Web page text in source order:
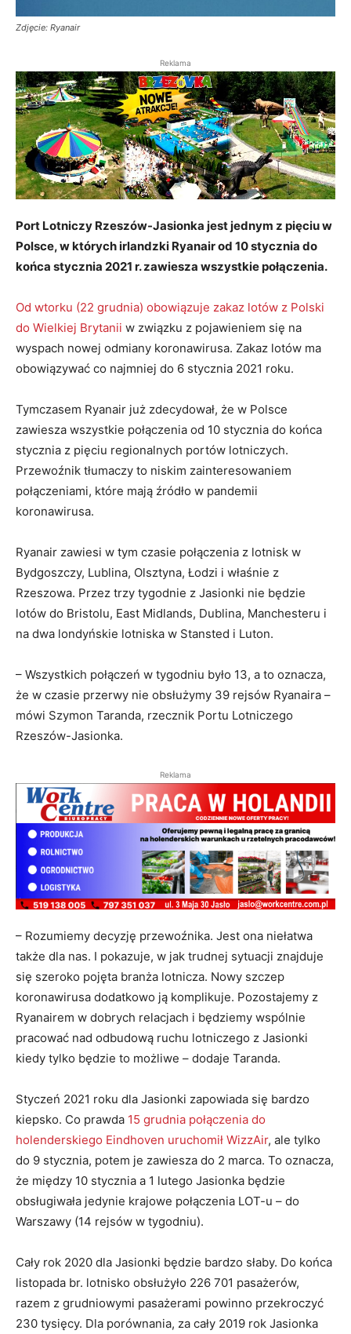
Zdjęcie: Ryanair
Reklama
Port Lotniczy Rzeszów-Jasionka jest jednym z pięciu w
Polsce, w których irlandzki Ryanair od 10 stycznia do
końca stycznia 2021 r. zawiesza wszystkie połączenia.
Od wtorku (22 grudnia) obowiązuje zakaz lotów z Polski
do Wielkiej Brytanii w związku z pojawieniem się na
wyspach nowej odmiany koronawirusa. Zakaz lotów ma
obowiązywać co najmniej do 6 stycznia 2021 roku.
Tymczasem Ryanair już zdecydował, że w Polsce
zawiesza wszystkie połączenia od 10 stycznia do końca
stycznia z pięciu regionalnych portów lotniczych.
Przewoźnik tłumaczy to niskim zainteresowaniem
połączeniami, które mają źródło w pandemii
koronawirusa.
Ryanair zawiesi w tym czasie połączenia z lotnisk w
Bydgoszczy, Lublina, Olsztyna, Łodzi i właśnie z
Rzeszowa. Przez trzy tygodnie z Jasionki nie będzie
lotów do Bristolu, East Midlands, Dublina, Manchesteru i
na dwa londyńskie lotniska w Stansted i Luton.
– Wszystkich połączeń w tygodniu było 13, a to oznacza,
że w czasie przerwy nie obsłużymy 39 rejsów Ryanaira –
mówi Szymon Taranda, rzecznik Portu Lotniczego
Rzeszów-Jasionka.
Reklama
– Rozumiemy decyzję przewoźnika. Jest ona niełatwa
także dla nas. I pokazuje, w jak trudnej sytuacji znajduje
się szeroko pojęta branża lotnicza. Nowy szczep
koronawirusa dodatkowo ją komplikuje. Pozostajemy z
Ryanairem w dobrych relacjach i będziemy wspólnie
pracować nad odbudową ruchu lotniczego z Jasionki
kiedy tylko będzie to możliwe – dodaje Taranda.
Styczeń 2021 roku dla Jasionki zapowiada się bardzo
kiepsko. Co prawda 15 grudnia połączenia do
holenderskiego Eindhoven uruchomił WizzAir, ale tylko
do 9 stycznia, potem je zawiesza do 2 marca. To oznacza,
że między 10 stycznia a 1 lutego Jasionka będzie
obsługiwała jedynie krajowe połączenia LOT-u – do
Warszawy (14 rejsów w tygodniu).
Cały rok 2020 dla Jasionki będzie bardzo słaby. Do końca
listopada br. lotnisko obsłużyło 226 701 pasażerów,
razem z grudniowymi pasażerami powinno przekroczyć
230 tysięcy. Dla porównania, za cały 2019 rok Jasionka